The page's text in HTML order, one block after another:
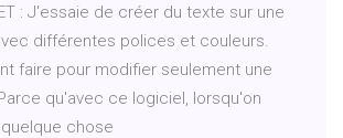
: J'essaie de créer du texte sur une
différentes polices et couleurs.
faire pour modifier seulement une
qu'avec ce logiciel, lorsqu'on
chose